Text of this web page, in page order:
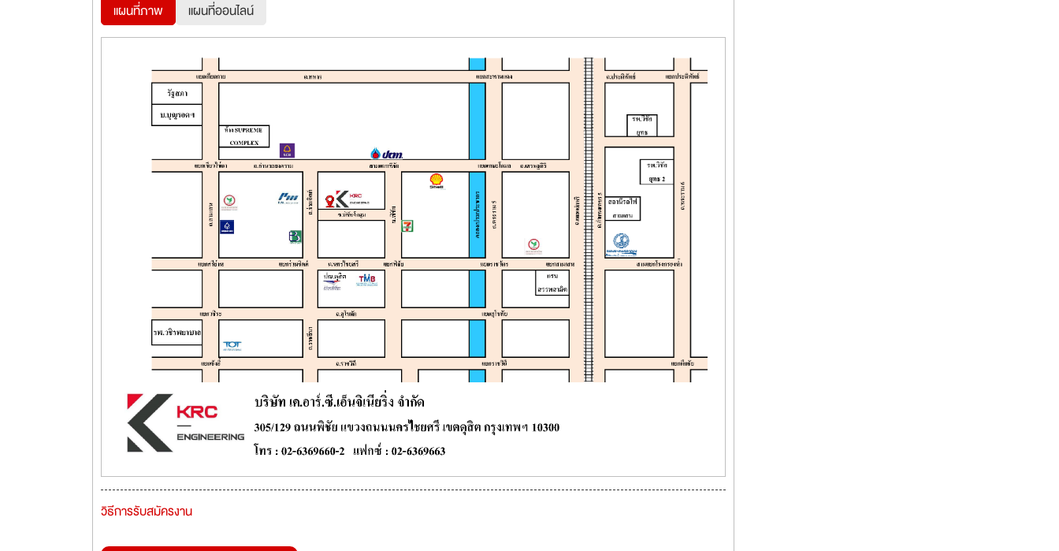
แผนที่ภาพ
แผนที่ออนไลน์
วิธีการรับสมัครงาน